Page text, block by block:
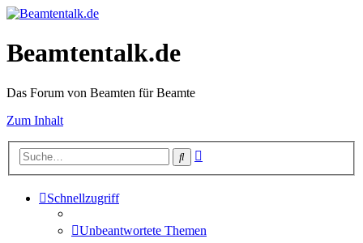
Beamtentalk.de
Das Forum von Beamten für Beamte
Zum Inhalt
Suche
Schnellzugriff
Unbeantwortete Themen